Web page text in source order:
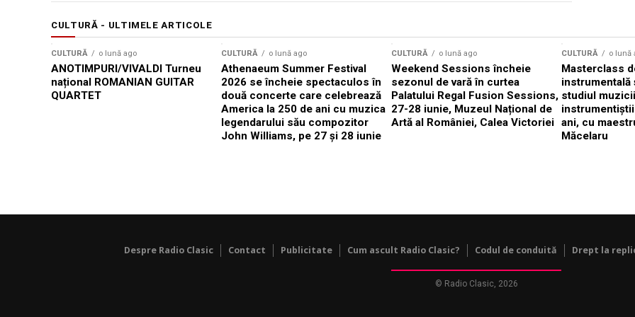
CULTURĂ - ULTIMELE ARTICOLE
CULTURĂ o lună ago
ANOTIMPURI/VIVALDI Turneu
național ROMANIAN GUITAR
QUARTET
CULTURĂ o lună ago
Athenaeum Summer Festival
2026 se încheie spectaculos în
două concerte care celebrează
America la 250 de ani cu muzica
legendarului său compozitor
John Williams, pe 27 și 28 iunie
CULTURĂ o lună ago
Weekend Sessions încheie
sezonul de vară în curtea
Palatului Regal Fusion Sessions,
27-28 iunie, Muzeul Național de
Artă al României, Calea Victoriei
CULTURĂ o lună
Masterclass
instrumentală
studiul
ani, cu
Măcelaru
Despre Radio Clasic Contact Publicitate Cum ascult Radio Clasic? Codul de conduită Drept la
© Radio Clasic, 2026